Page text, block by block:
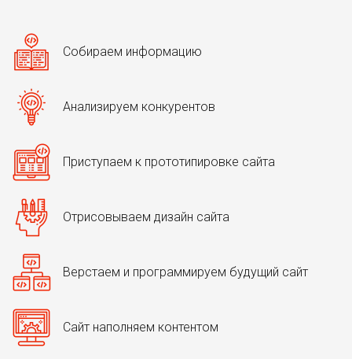
Собираем информацию
Анализируем конкурентов
Приступаем к прототипировке сайта
Отрисовываем дизайн сайта
Верстаем и программируем будущий сайт
Сайт наполняем контентом